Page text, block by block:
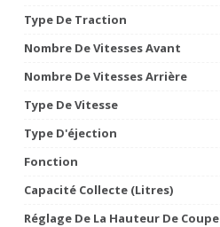
Type De Traction
Nombre De Vitesses Avant
Nombre De Vitesses Arrière
Type De Vitesse
Type D'éjection
Fonction
Capacité Collecte (litres)
Réglage De La Hauteur De Coupe